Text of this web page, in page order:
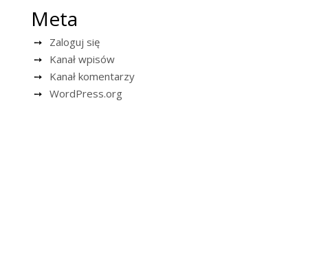
Meta
Zaloguj się
Kanał wpisów
Kanał komentarzy
WordPress.org